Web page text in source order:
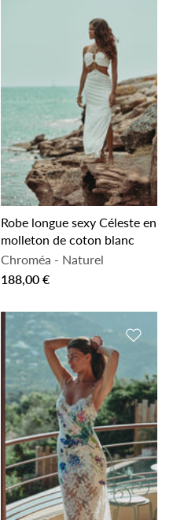
Robe longue sexy Céleste en
molleton de coton blanc
Chroméa - Naturel
188,00 €
à la liste de souhaitsAjouter